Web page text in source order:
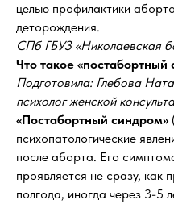
целью профилактики
деторождения.
СПб ГБУЗ «Николаевская
Что такое «постабортный
Подготовила: Глебова
психолог женской
«Постабортный синдром»
психопатологические
после аборта. Его
проявляется не сразу, как
полгода, иногда через 3-5